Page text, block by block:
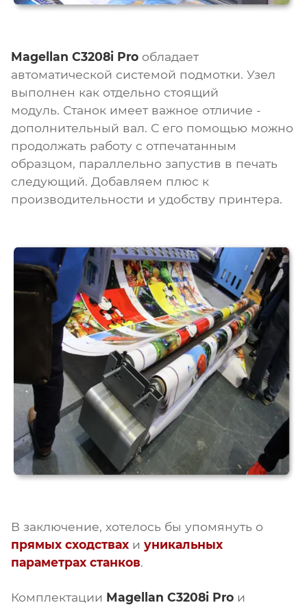
Magellan C3208i Pro обладает
автоматической системой подмотки. Узел
выполнен как отдельно стоящий
модуль. Станок имеет важное отличие -
дополнительный вал. С его помощью можно
продолжать работу с отпечатанным
образцом, параллельно запустив в печать
следующий. Добавляем плюс к
производительности и удобству принтера.
В заключение, хотелось бы упомянуть о
прямых сходствах и уникальных
параметрах станков.
Комплектации Magellan C3208i Pro и